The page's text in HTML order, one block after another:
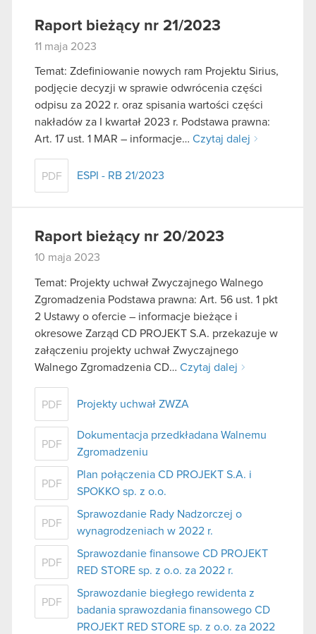
Raport bieżący nr 21/2023
11 maja 2023
Temat: Zdefiniowanie nowych ram Projektu Sirius,
podjęcie decyzji w sprawie odwrócenia części
odpisu za 2022 r. oraz spisania wartości części
nakładów za I kwartał 2023 r. Podstawa prawna:
Art. 17 ust. 1 MAR – informacje… Czytaj dalej
PDF ESPI - RB 21/2023
Raport bieżący nr 20/2023
10 maja 2023
Temat: Projekty uchwał Zwyczajnego Walnego
Zgromadzenia Podstawa prawna: Art. 56 ust. 1 pkt
2 Ustawy o ofercie – informacje bieżące i
okresowe Zarząd CD PROJEKT S.A. przekazuje w
załączeniu projekty uchwał Zwyczajnego
Walnego Zgromadzenia CD… Czytaj dalej
PDF Projekty uchwał ZWZA
PDF
Dokumentacja przedkładana Walnemu
Zgromadzeniu
PDF
Plan połączenia CD PROJEKT S.A. i
SPOKKO sp. z o.o.
PDF
Sprawozdanie Rady Nadzorczej o
wynagrodzeniach w 2022 r.
PDF
Sprawozdanie finansowe CD PROJEKT
RED STORE sp. z o.o. za 2022 r.
PDF
Sprawozdanie biegłego rewidenta z
badania sprawozdania finansowego CD
PROJEKT RED STORE sp. z o.o. za 2022